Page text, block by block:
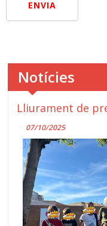
ENVIA
Notícies
Lliurament de
07/10/2025